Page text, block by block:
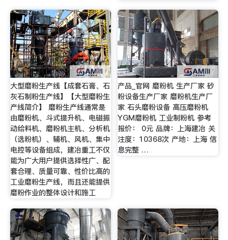
大型磨粉生产线【成套石膏、石
灰石制粉生产线】【大型磨粉生
产线简介】 磨粉生产线通常是
由磨粉机、斗式提升机、电磁振
动给料机、磨粉机主机、分析机
（选粉机）、辅机、风机、集中
电控等设备组成，建冶重工不仅
能为广大用户提供选择性广、配
套合理、质量可靠、性价比高的
工业磨粉生产线，而且还能提供
磨粉作业的整体设计和施工
产品_官网 磨粉机 生产厂家 砂
粉设备生产厂家 磨粉机生产厂
家 石头磨粉设备 高压磨粉机
YGM磨粉机 工业制粉机 参考
报价： 0元 品牌：上海建冶 关
注度：10368次 产地：上海 信
息完整 …